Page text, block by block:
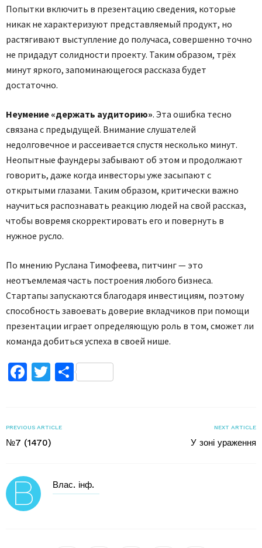
Попытки включить в презентацию сведения, которые
никак не характеризуют представляемый продукт, но
растягивают выступление до получаса, совершенно точно
не придадут солидности проекту. Таким образом, трёх
минут яркого, запоминающегося рассказа будет
достаточно.
Неумение «держать аудиторию». Эта ошибка тесно
связана с предыдущей. Внимание слушателей
недолговечное и рассеивается спустя несколько минут.
Неопытные фаундеры забывают об этом и продолжают
говорить, даже когда инвесторы уже засыпают с
открытыми глазами. Таким образом, критически важно
научиться распознавать реакцию людей на свой рассказ,
чтобы вовремя скорректировать его и повернуть в
нужное русло.
По мнению Руслана Тимофеева, питчинг — это
неотъемлемая часть построения любого бизнеса.
Стартапы запускаются благодаря инвестициям, поэтому
способность завоевать доверие вкладчиков при помощи
презентации играет определяющую роль в том, сможет ли
команда добиться успеха в своей нише.
Facebook
TwitterПоділитися
PREVIOUS ARTICLE
№7 (1470)
NEXT ARTICLE
У зоні ураження
Влас. інф.